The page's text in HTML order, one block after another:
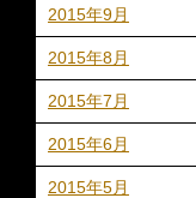
2015年9月
2015年8月
2015年7月
2015年6月
2015年5月